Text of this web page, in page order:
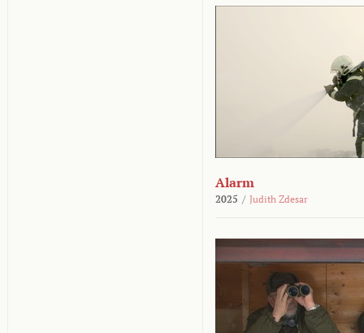
Alarm
2025 / Judith Zdesar